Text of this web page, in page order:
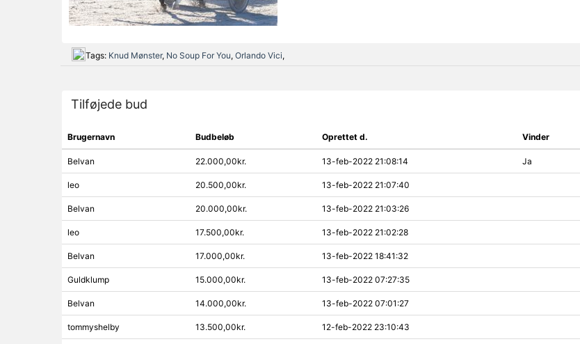
Tags: Knud Mønster, No Soup For You, Orlando Vici,
Tilføjede bud
Brugernavn Budbeløb Oprettet d. Vinder
Belvan 22.000,00kr. 13-feb-2022 21:08:14 Ja
leo 20.500,00kr. 13-feb-2022 21:07:40
Belvan 20.000,00kr. 13-feb-2022 21:03:26
leo 17.500,00kr. 13-feb-2022 21:02:28
Belvan 17.000,00kr. 13-feb-2022 18:41:32
Guldklump 15.000,00kr. 13-feb-2022 07:27:35
Belvan 14.000,00kr. 13-feb-2022 07:01:27
tommyshelby 13.500,00kr. 12-feb-2022 23:10:43